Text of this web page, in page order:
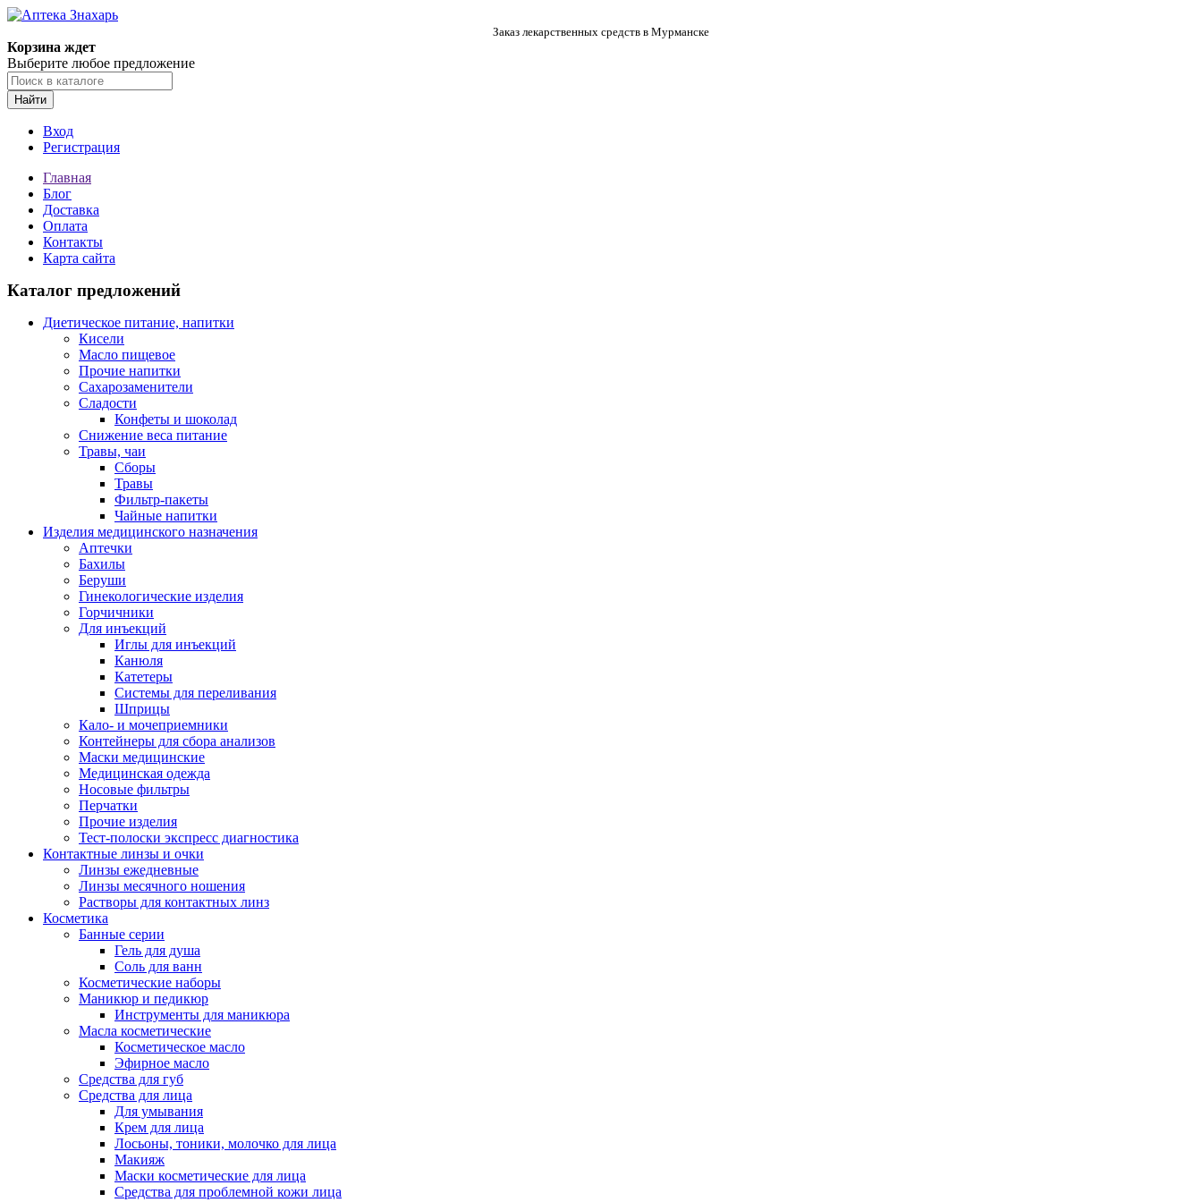
Заказ лекарственных средств в Мурманске
Корзина ждет
Выберите любое предложение
Найти
Вход
Регистрация
Главная
Блог
Доставка
Оплата
Контакты
Карта сайта
Каталог предложений
Диетическое питание, напитки
Кисели
Масло пищевое
Прочие напитки
Сахарозаменители
Сладости
Конфеты и шоколад
Снижение веса питание
Травы, чаи
Сборы
Травы
Фильтр-пакеты
Чайные напитки
Изделия медицинского назначения
Аптечки
Бахилы
Беруши
Гинекологические изделия
Горчичники
Для инъекций
Иглы для инъекций
Канюля
Катетеры
Системы для переливания
Шприцы
Кало- и мочеприемники
Контейнеры для сбора анализов
Маски медицинские
Медицинская одежда
Носовые фильтры
Перчатки
Прочие изделия
Тест-полоски экспресс диагностика
Контактные линзы и очки
Линзы ежедневные
Линзы месячного ношения
Растворы для контактных линз
Косметика
Банные серии
Гель для душа
Соль для ванн
Косметические наборы
Маникюр и педикюр
Инструменты для маникюра
Масла косметические
Косметическое масло
Эфирное масло
Средства для губ
Средства для лица
Для умывания
Крем для лица
Лосьоны, тоники, молочко для лица
Макияж
Маски косметические для лица
Средства для проблемной кожи лица